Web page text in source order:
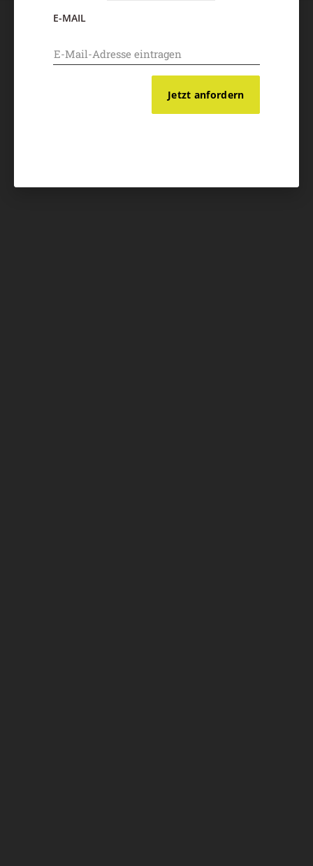
E-MAIL
Jetzt anfordern